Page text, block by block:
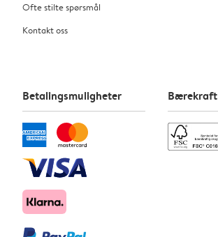
Ofte stilte spørsmål
Kontakt oss
Betalingsmuligheter Bærekraft